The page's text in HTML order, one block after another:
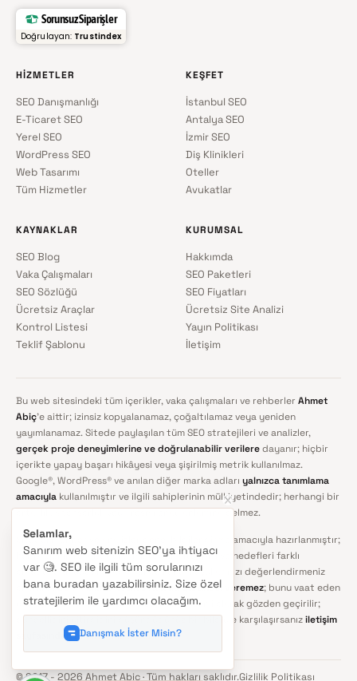
Sorunsuz Siparişler
Doğrulayan: Trustindex
HIZMETLER
SEO Danışmanlığı
E-Ticaret SEO
Yerel SEO
WordPress SEO
Web Tasarımı
Tüm Hizmetler
KEŞFET
İstanbul SEO
Antalya SEO
İzmir SEO
Diş Klinikleri
Oteller
Avukatlar
KAYNAKLAR
SEO Blog
Vaka Çalışmaları
SEO Sözlüğü
Ücretsiz Araçlar
Kontrol Listesi
Teklif Şablonu
KURUMSAL
Hakkımda
SEO Paketleri
SEO Fiyatları
Ücretsiz Site Analizi
Yayın Politikası
İletişim
Bu web sitesindeki tüm içerikler, vaka çalışmaları ve rehberler Ahmet
Abiç'e aittir; izinsiz kopyalanamaz, çoğaltılamaz veya yeniden
yayımlanamaz. Sitede paylaşılan tüm SEO stratejileri ve analizler,
gerçek proje deneyimlerine ve doğrulanabilir verileredayanır; hiçbir
içerikte yapay başarı hikâyesi veya şişirilmiş metrik kullanılmaz.
Google®, WordPress® ve anılan diğer marka adları yalnızca tanımlama
amacıyla kullanılmıştır ve ilgili sahiplerinin mülkiyetindedir; herhangi bir
ortaklık, sponsorluk veya resmî onay anlamına gelmez.
Sitedeki rehber ve analizler genel bilgilendirme amacıyla hazırlanmıştır;
her projenin rekabet ortamı, teknik altyapısı ve hedefleri farklı
olduğundan uygulamadan önce kendi koşullarınızı değerlendirmeniz
önerilir. SEO'dakimse kesin sıralama garantisi veremez; bunu vaat eden
yaklaşımlardan uzak durun. İçerikler düzenli olarak gözden geçirilir;
güncelliğini yitirdiğini düşündüğünüz bir bilgiyle karşılaşırsanıziletişim
sayfasındanbildirmeniz yeterlidir.
© 2017 - 2026 Ahmet Abiç · Tüm hakları saklıdır.Gizlilik Politikası
Selamlar,
Sanırım web sitenizin SEO'ya ihtiyacı
var 🧐. SEO ile ilgili tüm sorularınızı
bana buradan yazabilirsiniz. Size özel
stratejilerim ile yardımcı olacağım.
Danışmak İster Misin?